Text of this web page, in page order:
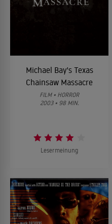
Michael Bay's Texas
Chainsaw Massacre
FILM • HORROR
2003 • 98 MIN.
Lesermeinung